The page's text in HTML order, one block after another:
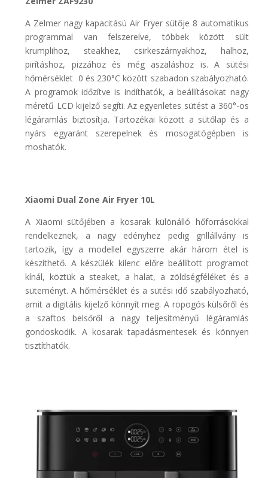
A Zelmer nagy kapacitású Air Fryer sütője 8 automatikus
programmal van felszerelve, többek között sült
krumplihoz, steakhez, csirkeszárnyakhoz, halhoz,
pirításhoz, pizzához és még aszaláshoz is. A sütési
hőmérséklet 0 és 230°C között szabadon szabályozható.
A programok időzítve is indíthatók, a beállításokat nagy
méretű LCD kijelző segíti. Az egyenletes sütést a 360°-os
légáramlás biztosítja. Tartozékai között a sütőlap és a
nyárs egyaránt szerepelnek és mosogatógépben is
moshatók.
Xiaomi Dual Zone Air Fryer 10L
A Xiaomi sütőjében a kosarak különálló hőforrásokkal
rendelkeznek, a nagy edényhez pedig grillállvány is
tartozik, így a modellel egyszerre akár három étel is
készíthető. A készülék kilenc előre beállított programot
kínál, köztük a steaket, a halat, a zöldségféléket és a
süteményt. A hőmérséklet és a sütési idő szabályozható,
amit a digitális kijelző könnyít meg. A ropogós külsőről és
a szaftos belsőről a nagy teljesítményű légáramlás
gondoskodik. A kosarak tapadásmentesek és könnyen
tisztíthatók.